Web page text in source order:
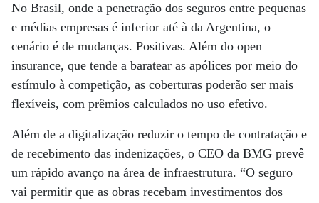
No Brasil, onde a penetração dos seguros entre pequenas
e médias empresas é inferior até à da Argentina, o
cenário é de mudanças. Positivas. Além do open
insurance, que tende a baratear as apólices por meio do
estímulo à competição, as coberturas poderão ser mais
flexíveis, com prêmios calculados no uso efetivo.
Além de a digitalização reduzir o tempo de contratação e
de recebimento das indenizações, o CEO da BMG prevê
um rápido avanço na área de infraestrutura. “O seguro
vai permitir que as obras recebam investimentos dos